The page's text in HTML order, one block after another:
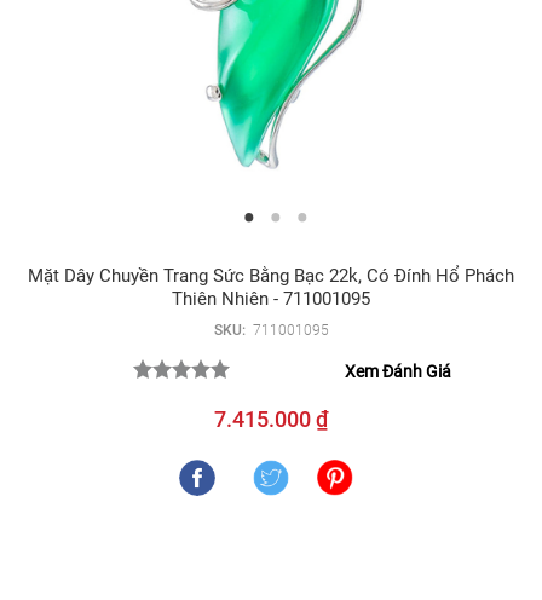
Mặt Dây Chuyền Trang Sức Bằng Bạc 22k, Có Đính Hổ Phách
Thiên Nhiên - 711001095
SKU: 711001095
Xem Đánh Giá
7.415.000 ₫